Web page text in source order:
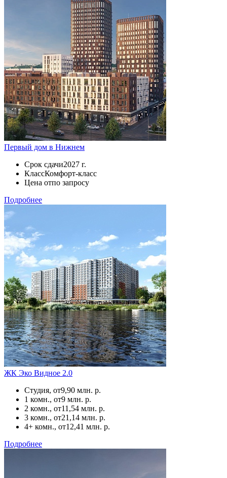
Первый дом в Нижнем
Срок сдачи2027 г.
КлассКомфорт-класс
Цена отпо запросу
Подробнее
ЖК Эко Видное 2.0
Студия, от9,90 млн. р.
1 комн., от9 млн. р.
2 комн., от11,54 млн. р.
3 комн., от21,14 млн. р.
4+ комн., от12,41 млн. р.
Подробнее